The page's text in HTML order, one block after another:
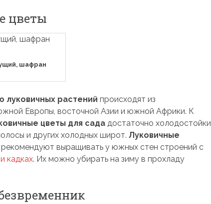
цветы
шафран
луковичных растений происходят из
Европы, восточной Азии и южной Африки. К
цветы для сада достаточно холодостойки
и других холодных широт. Луковичные
рекомендуют выращивать у южных стен строений с
кадках. Их можно убирать на зиму в прохладу